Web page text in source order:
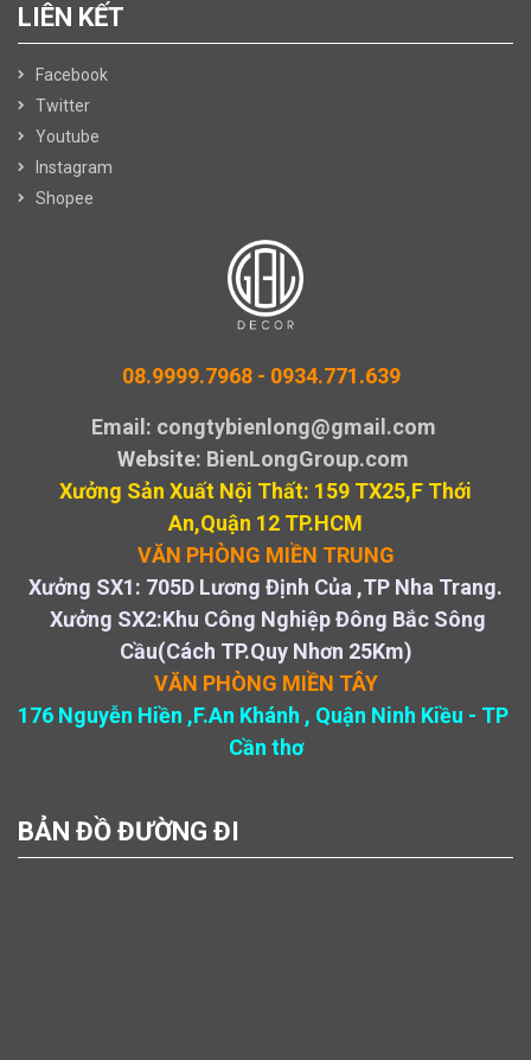
LIÊN KẾT
Facebook
Twitter
Youtube
Instagram
Shopee
08.9999.7968 - 0934.771.639
Email: congtybienlong@gmail.com
Website: BienLongGroup.com
Xưởng Sản Xuất Nội Thất: 159 TX25,F Thới
An,Quận 12 TP.HCM
VĂN PHÒNG MIỀN TRUNG
Xưởng SX1: 705D Lương Định Của ,TP Nha Trang.
Xưởng SX2:Khu Công Nghiệp Đông Bắc Sông
Cầu(Cách TP.Quy Nhơn 25Km)
VĂN PHÒNG MIỀN TÂY
176 Nguyễn Hiền ,F.An Khánh , Quận Ninh Kiều - TP
Cần thơ
BẢN ĐỒ ĐƯỜNG ĐI